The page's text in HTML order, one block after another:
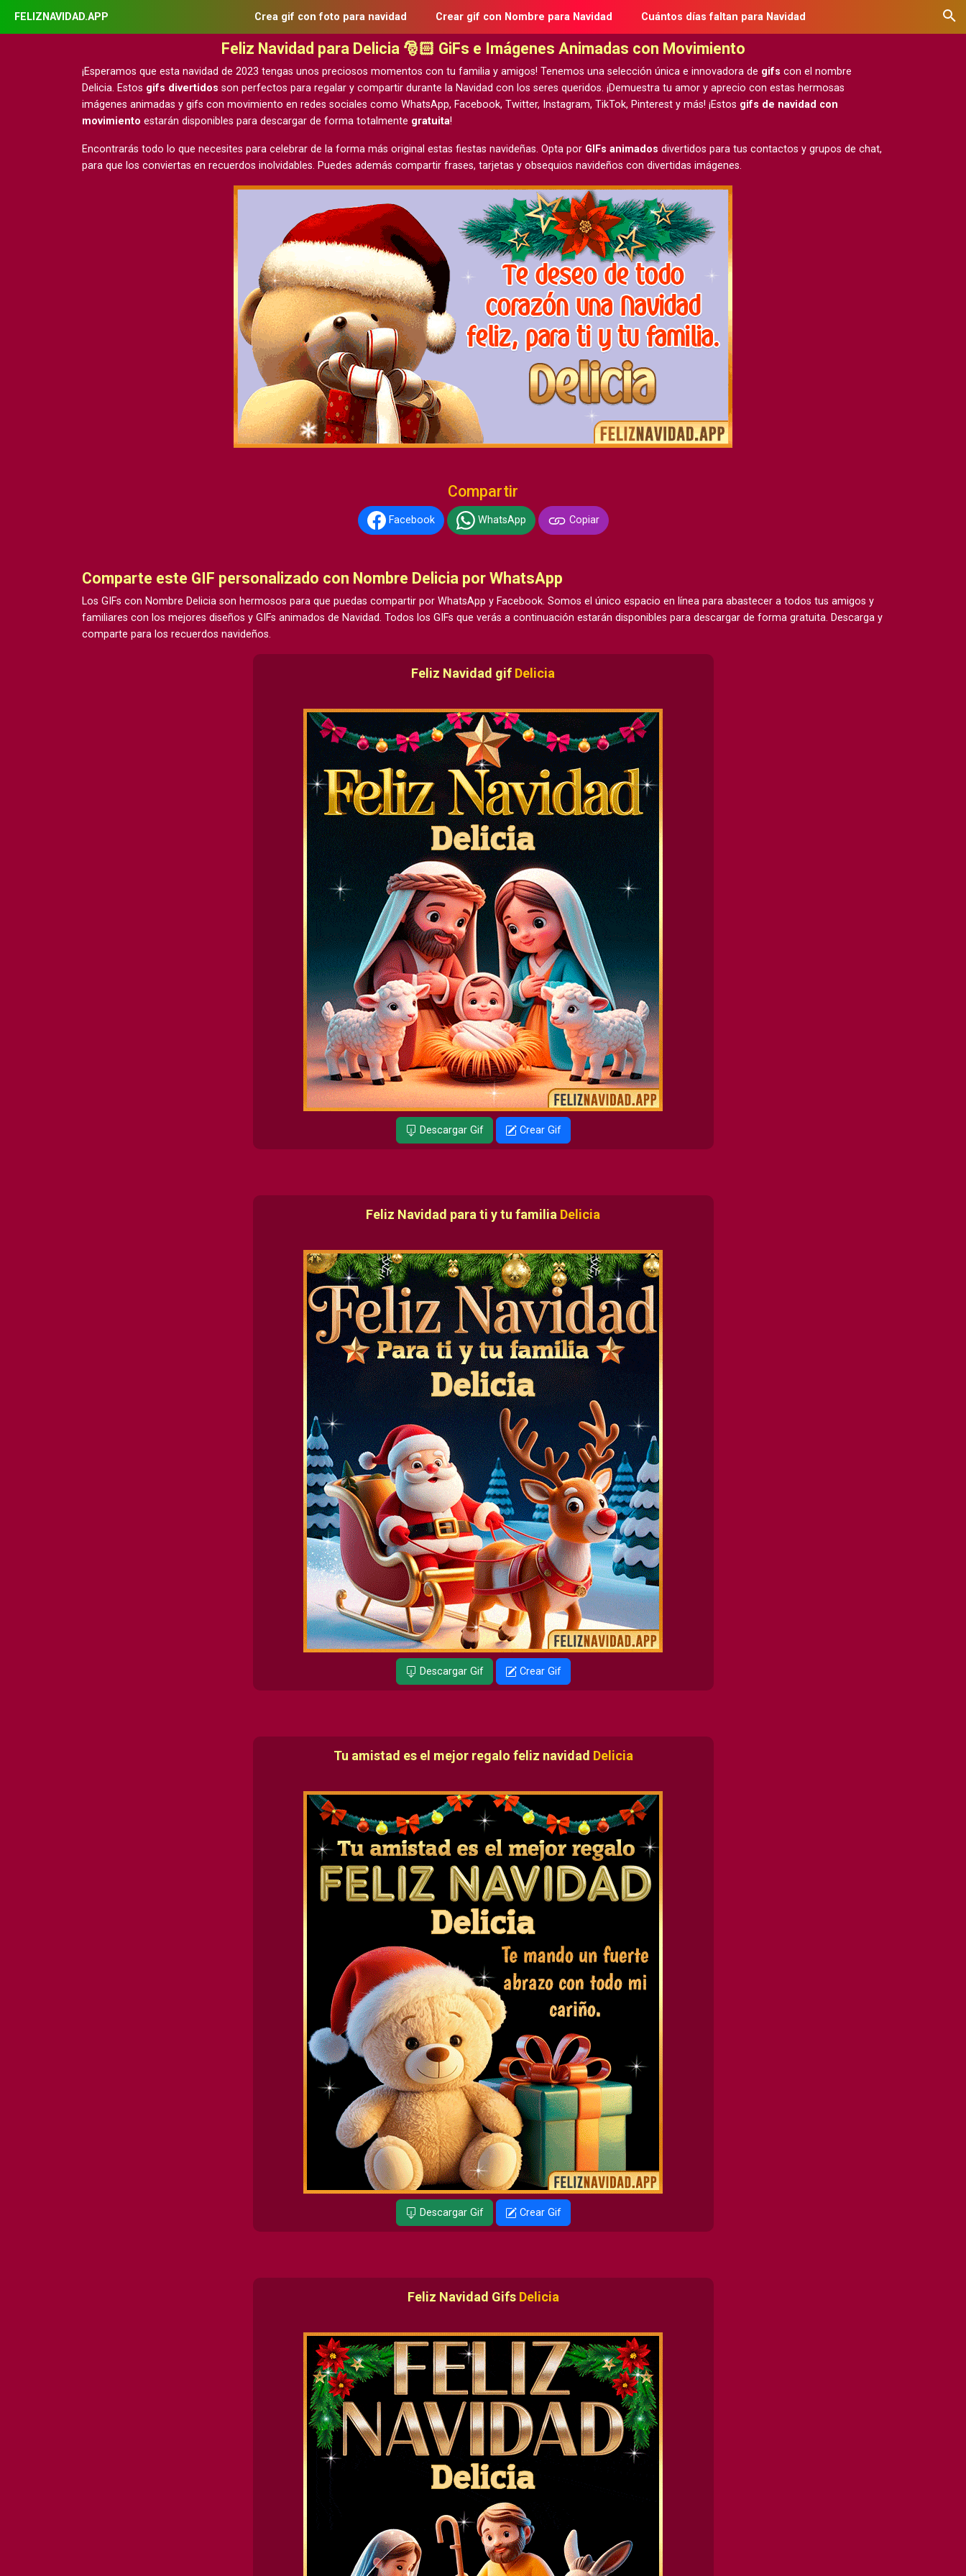
FELIZNAVIDAD.APP Crea gif con foto para navidad Crear gif con Nombre para Navidad Cuántos días faltan para Navidad
Feliz Navidad para Delicia 🎅🏻 GiFs e Imágenes Animadas con Movimiento
¡Esperamos que esta navidad de 2023 tengas unos preciosos momentos con tu familia y amigos! Tenemos una selección única e innovadora de gifs con el nombre
Delicia. Estos gifs divertidos son perfectos para regalar y compartir durante la Navidad con los seres queridos. ¡Demuestra tu amor y aprecio con estas hermosas
imágenes animadas y gifs con movimiento en redes sociales como WhatsApp, Facebook, Twitter, Instagram, TikTok, Pinterest y más! ¡Estos gifs de navidad con
movimiento estarán disponibles para descargar de forma totalmente gratuita!
Encontrarás todo lo que necesites para celebrar de la forma más original estas fiestas navideñas. Opta por GIFs animados divertidos para tus contactos y grupos de chat,
para que los conviertas en recuerdos inolvidables. Puedes además compartir frases, tarjetas y obsequios navideños con divertidas imágenes.
Compartir
Facebook WhatsApp Copiar
Comparte este GIF personalizado con Nombre Delicia por WhatsApp
Los GIFs con Nombre Delicia son hermosos para que puedas compartir por WhatsApp y Facebook. Somos el único espacio en línea para abastecer a todos tus amigos y
familiares con los mejores diseños y GIFs animados de Navidad. Todos los GIFs que verás a continuación estarán disponibles para descargar de forma gratuita. Descarga y
comparte para los recuerdos navideños.
Feliz Navidad gif Delicia
Descargar Gif Crear Gif
Feliz Navidad para ti y tu familia Delicia
Descargar Gif Crear Gif
Tu amistad es el mejor regalo feliz navidad Delicia
Descargar Gif Crear Gif
Feliz Navidad Gifs Delicia